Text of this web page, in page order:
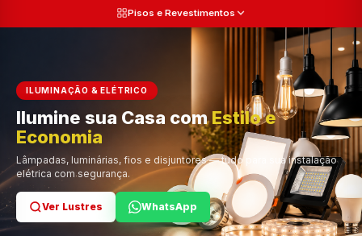
Pisos e Revestimentos
ILUMINAÇÃO & ELÉTRICO
Ilumine sua Casa comEstilo e
Economia
Lâmpadas, luminárias, fios e disjuntores — tudo para sua instalação
elétrica com segurança.
Ver Lustres WhatsApp
Cada
Trabalho
Ver Ferramentas WhatsApp
Cor e Qualidade
Ver Tintas WhatsApp